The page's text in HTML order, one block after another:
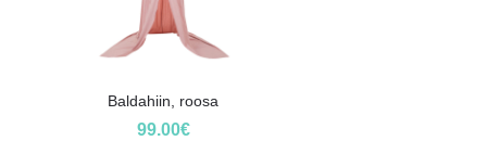
Baldahiin, roosa
99.00€